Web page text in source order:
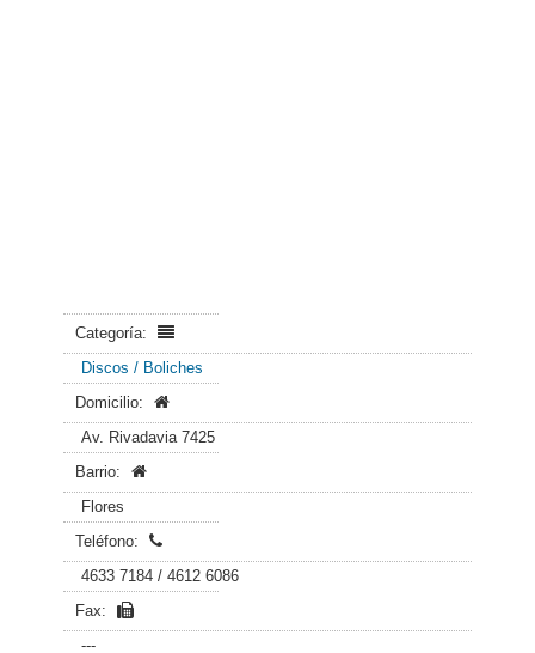
Categoría:
Discos / Boliches
Domicilio:
Av. Rivadavia 7425
Barrio:
Flores
Teléfono:
4633 7184 / 4612 6086
Fax:
---